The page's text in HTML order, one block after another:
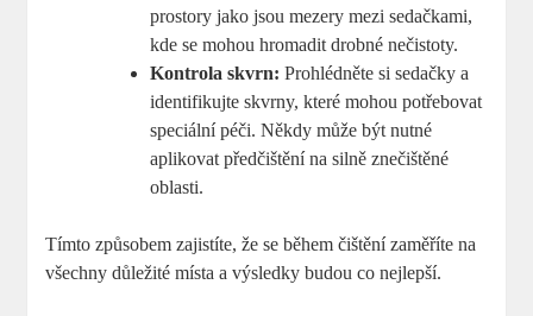
prostory jako jsou mezery mezi sedačkami,
kde se mohou hromadit drobné nečistoty.
Kontrola skvrn: Prohlédněte si sedačky a
identifikujte skvrny, které mohou potřebovat
speciální péči. Někdy může být nutné
aplikovat předčištění na silně znečištěné
oblasti.
Tímto způsobem zajistíte, že se během čištění zaměříte na
všechny důležité místa a výsledky budou co nejlepší.